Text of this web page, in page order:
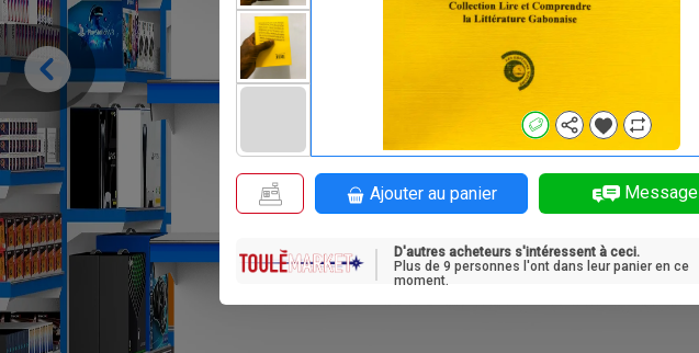
Ajouter au panier Message
D'autres acheteurs s'intéressent à ceci.
Plus de 9 personnes l'ont dans leur panier en ce
moment.